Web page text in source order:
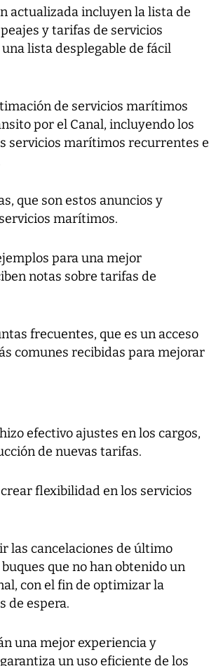
actualizada incluyen la lista de
y tarifas de servicios
lista desplegable de fácil
de servicios marítimos
por el Canal, incluyendo los
servicios marítimos recurrentes e
que son estos anuncios y
marítimos.
para una mejor
notas sobre tarifas de
frecuentes, que es un acceso
comunes recibidas para mejorar
efectivo ajustes en los cargos,
de nuevas tarifas.
flexibilidad en los servicios
las cancelaciones de último
que no han obtenido un
con el fin de optimizar la
de espera.
una mejor experiencia y
un uso eficiente de los